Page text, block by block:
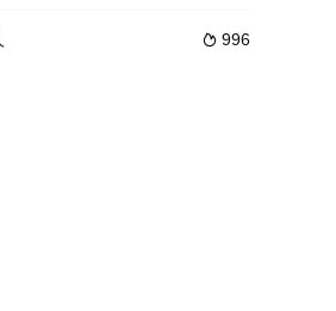
过小儿麻痹症。疾病的后遗症不仅让他再也
 996